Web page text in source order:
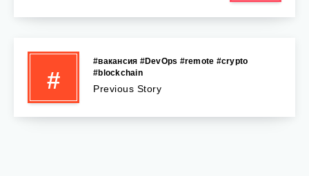
#
#вакансия #DevOps #remote #crypto
#blockchain
Previous Story